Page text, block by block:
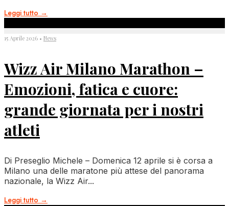
Leggi tutto →
15 Aprile 2026 • News
Wizz Air Milano Marathon –
Emozioni, fatica e cuore:
grande giornata per i nostri
atleti
Di Preseglio Michele – Domenica 12 aprile si è corsa a
Milano una delle maratone più attese del panorama
nazionale, la Wizz Air...
Leggi tutto →